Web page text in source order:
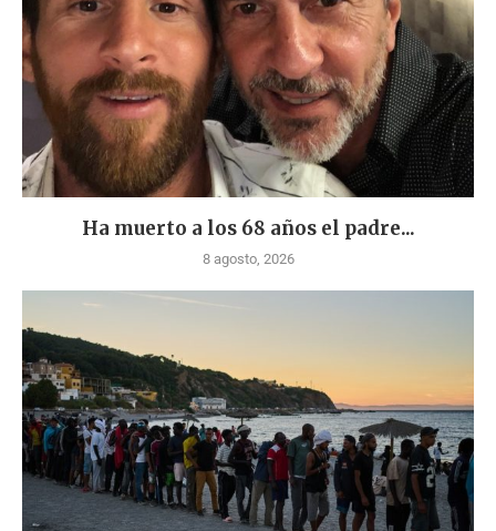
Ha muerto a los 68 años el padre...
8 agosto, 2026